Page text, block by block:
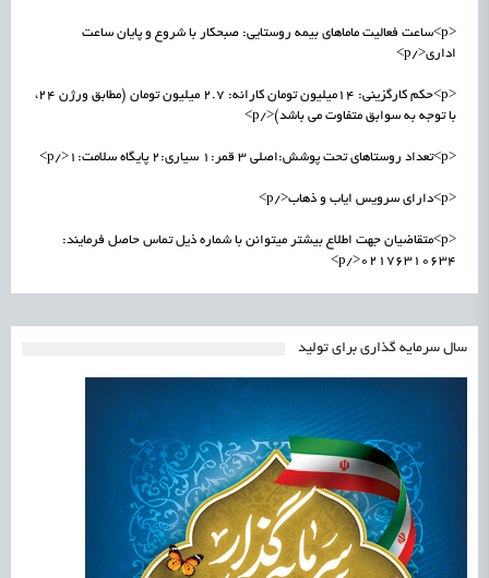
<p>ساعت فعالیت ماماهای بیمه روستایی: صبحکار با شروع و پایان ساعت
اداری</p>
<p>حکم کارگزینی: 14میلیون تومان کارانه: 2.7 میلیون تومان (مطابق ورژن 24،
با توجه به سوابق متفاوت می باشد)</p>
<p>تعداد روستاهای تحت پوشش:اصلی ۳ قمر:۱ سیاری:۲ پایگاه سلامت:۱</p>
<p>دارای سرویس ایاب و ذهاب</p>
<p>متقاضیان جهت اطلاع بیشتر میتوانن با شماره ذیل تماس حاصل فرمایند:
۰۲۱۷۶۳۱۰۶۳۴</p>
سال سرمایه گذاری برای تولید